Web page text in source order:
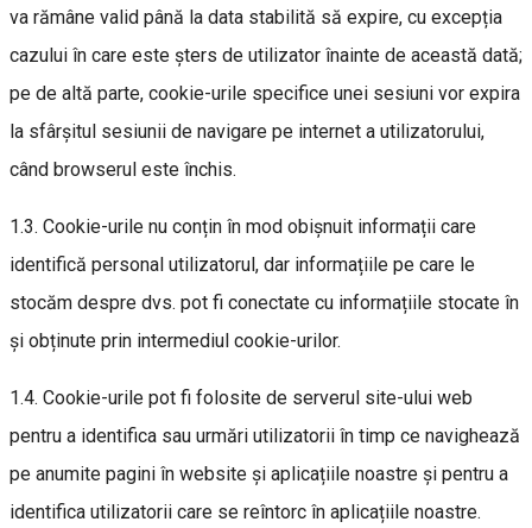
va rămâne valid până la data stabilită să expire, cu excepția
cazului în care este șters de utilizator înainte de această dată;
pe de altă parte, cookie-urile specifice unei sesiuni vor expira
la sfârșitul sesiunii de navigare pe internet a utilizatorului,
când browserul este închis.
1.3. Cookie-urile nu conțin în mod obișnuit informații care
identifică personal utilizatorul, dar informațiile pe care le
stocăm despre dvs. pot fi conectate cu informațiile stocate în
și obținute prin intermediul cookie-urilor.
1.4. Cookie-urile pot fi folosite de serverul site-ului web
pentru a identifica sau urmări utilizatorii în timp ce navighează
pe anumite pagini în website și aplicațiile noastre și pentru a
identifica utilizatorii care se reîntorc în aplicațiile noastre.